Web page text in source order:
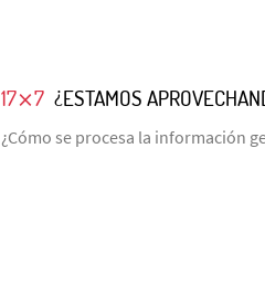
17⨯7 ¿ESTAMOS
¿Cómo se procesa la información